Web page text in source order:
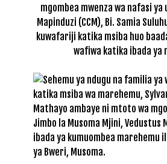
mgombea mwenza wa nafasi ya
Mapinduzi (CCM), Bi. Samia
kuwafariji katika msiba huo
wafiwa katika ibada ya